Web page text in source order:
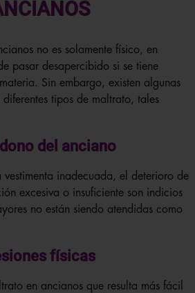
no es solamente físico, en
pasar desapercibido si se tiene
Sin embargo, existen algunas
tipos de maltrato, tales
del anciano
vestimenta inadecuada, el deterioro de
excesiva o insuficiente son indicios
no están siendo atendidas como
físicas
en ancianos que resulta más fácil